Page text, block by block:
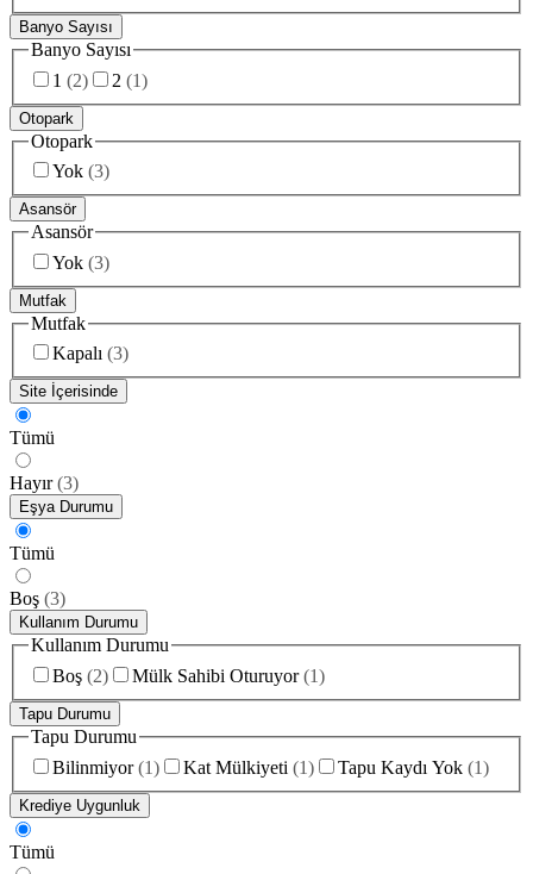
Banyo Sayısı
Banyo Sayısı
1 (2) 2 (1)
Otopark
Otopark
Yok (3)
Asansör
Asansör
Yok (3)
Mutfak
Mutfak
Kapalı (3)
Site İçerisinde
Tümü
Hayır (3)
Eşya Durumu
Tümü
Boş (3)
Kullanım Durumu
Kullanım Durumu
Boş (2) Mülk Sahibi Oturuyor (1)
Tapu Durumu
Tapu Durumu
Bilinmiyor (1) Kat Mülkiyeti (1) Tapu Kaydı Yok (1)
Krediye Uygunluk
Tümü